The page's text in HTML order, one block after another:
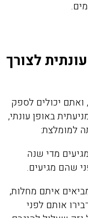
לצורך
יכולים לספק
באופן עונתי,
למומלצת:
מדי שנה
שהם מגיעים.
איתם מחלות,
אותם לפני